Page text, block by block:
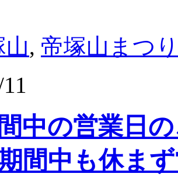
山, 帝塚山まつ
中の営業日
間中も休ま